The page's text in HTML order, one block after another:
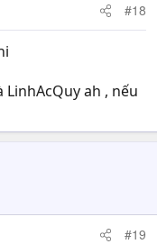
#18
ah , nếu
#19